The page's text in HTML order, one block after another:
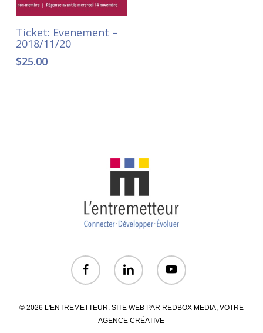
Ajouter au panier
Ticket: Evenement –
2018/11/20
$25.00
© 2026 L'ENTREMETTEUR. SITE WEB PAR REDBOX MEDIA, VOTRE
AGENCE CRÉATIVE